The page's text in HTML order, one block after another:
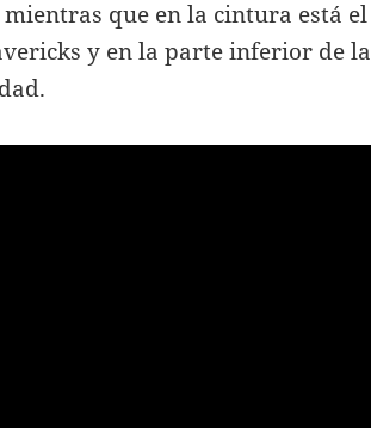
mientras que en la cintura está el
y en la parte inferior de la